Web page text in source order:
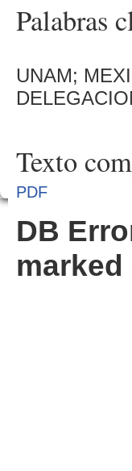
Palabras
UNAM;
Texto
PDF
DB